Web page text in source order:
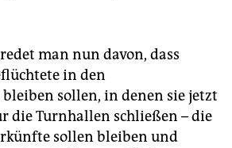
man nun davon, dass
in den
sollen, in denen sie jetzt
die Turnhallen schließen – die
sollen bleiben und